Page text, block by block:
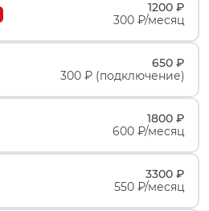
1200 ₽
300 ₽/месяц
650 ₽
300 ₽ (подключение)
1800 ₽
600 ₽/месяц
3300 ₽
550 ₽/месяц